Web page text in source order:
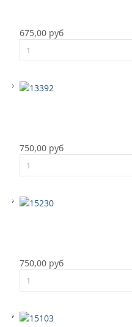
675,00 руб
750,00 руб
750,00 руб